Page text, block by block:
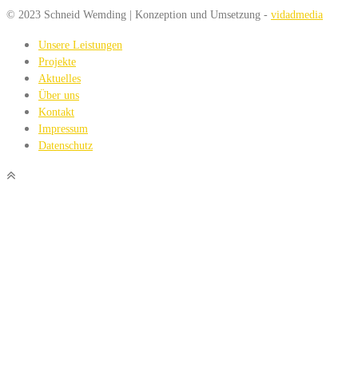
© 2023 Schneid Wemding | Konzeption und Umsetzung - vidadmedia
Unsere Leistungen
Projekte
Aktuelles
Über uns
Kontakt
Impressum
Datenschutz